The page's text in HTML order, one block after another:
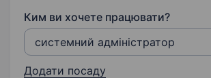
Ким ви хочете працювати?
Додати посаду